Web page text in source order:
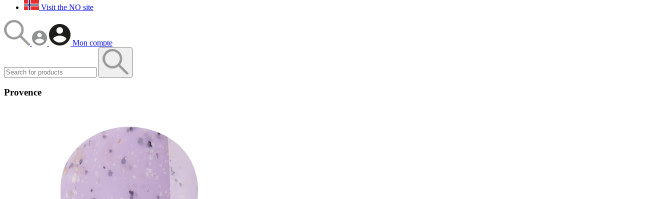
Visit the NO site
Mon compte
Provence